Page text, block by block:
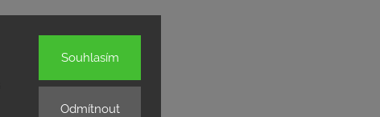
Odmítnout
Souhlasím